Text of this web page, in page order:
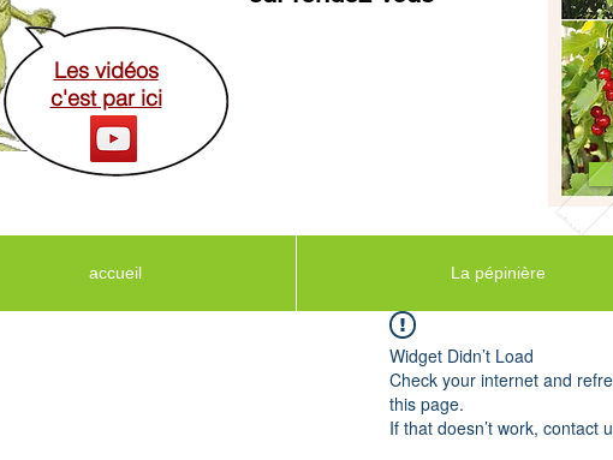
Les vidéos
c'est par ici
accueil La pépinière
Widget Didn’t Load
Check your internet and
this page.
If that doesn’t work, contact